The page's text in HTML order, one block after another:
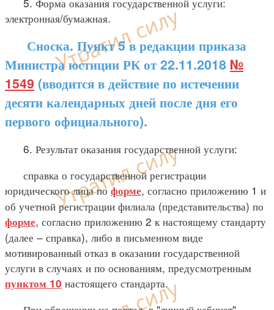
электронная/бумажная.
Сноска. Пункт 5 в редакции приказа
Министра юстиции РК от 22.11.2018 №
1549 (вводится в действие по истечении
десяти календарных дней после дня его
первого официального).
6. Результат оказания государственной услуги:
справка о государственной регистрации
юридического лица по форме, согласно приложению 1 и
об учетной регистрации филиала (представительства) по
форме, согласно приложению 2 к настоящему стандарту
(далее – справка), либо в письменном виде
мотивированный отказ в оказании государственной
услуги в случаях и по основаниям, предусмотренным
пунктом 10 настоящего стандарта.